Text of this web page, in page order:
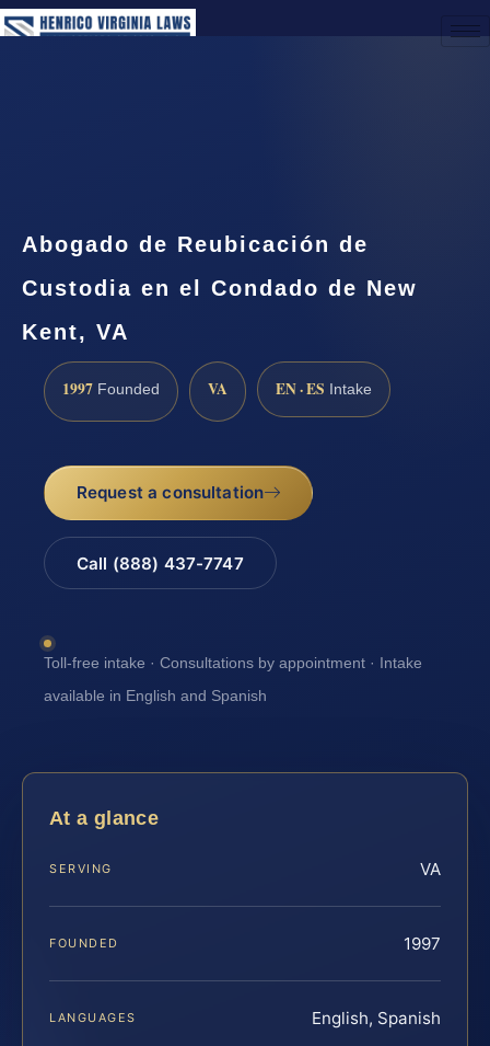
Abogado de Reubicación de
Custodia en el Condado de New
Kent, VA
1997 Founded VA EN · ES Intake
Request a consultation
Call (888) 437-7747
Toll-free intake · Consultations by appointment · Intake
available in English and Spanish
At a glance
SERVING VA
FOUNDED 1997
LANGUAGES English, Spanish